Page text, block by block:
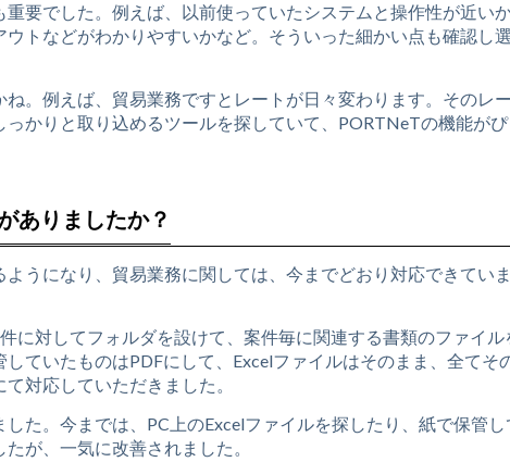
要でした。例えば、以前使っていたシステムと操作性が近いか
トなどがわかりやすいかなど。そういった細かい点も確認し
。例えば、貿易業務ですとレートが日々変わります。そのレ
かりと取り込めるツールを探していて、PORTNeTの機能がぴ
ありましたか？
うになり、貿易業務に関しては、今までどおり対応できてい
に対してフォルダを設けて、案件毎に関連する書類のファイル
ていたものはPDFにして、Excelファイルはそのまま、全てそ
対応していただきました。
た。今までは、PC上のExcelファイルを探したり、紙で保管し
が、一気に改善されました。